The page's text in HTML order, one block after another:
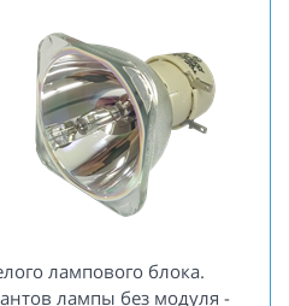
лампового блока.
лампы без модуля -